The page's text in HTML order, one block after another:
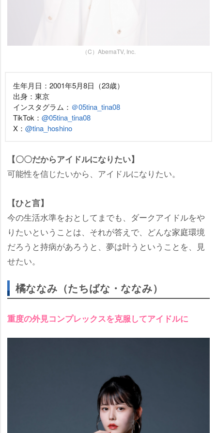
（C）AbemaTV, Inc.
生年月日：2001年5月8日（23歳）
出身：東京
インスタグラム： ＠05tina_tina08
TikTok： @05tina_tina08
X： @tina_hoshino
【〇〇だからアイドルになりたい】
可能性を信じたいから、アイドルになりたい。
【ひと言】
今の生活水準をおとしてまでも、ダークアイドルを
りたいということは、それが答えで、どんな家庭環境
だろうと持病があろうと、夢は叶うということを、見
せたい。
橘ななみ（たちばな・ななみ）
重度の外見コンプレックスを克服してアイドルに